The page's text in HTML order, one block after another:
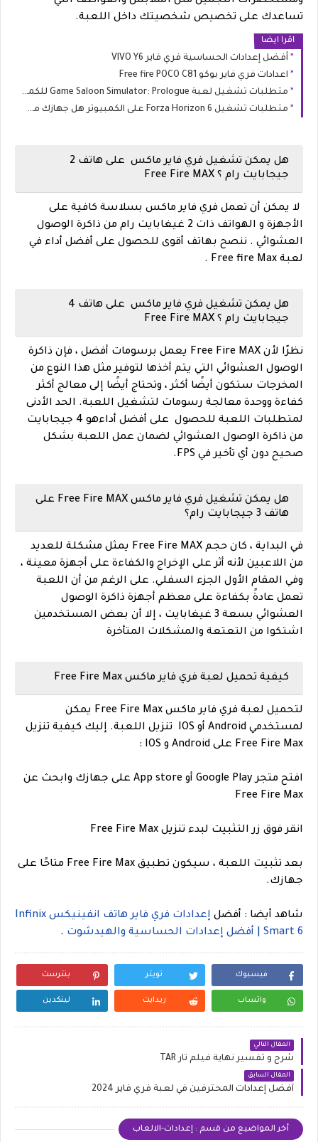
تساعدك على تخصيص شخصيتك داخل اللعبة.
اقرا ايضا
أفضل إعدادات الحساسية فري فاير VIVO Y6
اعدادات فري فاير بوكو Free fire POCO C81
متطلبات تشغيل لعبة Game Saloon Simulator: Prologue للكمبيوتر (الحد الأدنى والموصى به)
متطلبات تشغيل Forza Horizon 6 على الكمبيوتر هل جهازك مستعد لليابان؟
هل يمكن تشغيل فري فاير ماكس على هاتف 2
جيجابايت رام ؟ Free Fire MAX
لا يمكن أن تعمل فري فاير ماكس بسلاسة كافية على
الأجهزة و الهواتف ذات 2 غيغابايت رام من ذاكرة الوصول
العشوائي . ننصح بهاتف أقوى للحصول على أفضل أداء في
لعبة Free fire Max .
هل يمكن تشغيل فري فاير ماكس على هاتف 4
جيجابايت رام ؟ Free Fire MAX
نظرًا لأن Free Fire MAX يعمل برسومات أفضل ، فإن ذاكرة
الوصول العشوائي التي يتم أخذها لتوفير مثل هذا النوع من
المخرجات ستكون أيضًا أكثر ، وتحتاج أيضًا إلى معالج أكثر
كفاءة ووحدة معالجة رسومات لتشغيل اللعبة. الحد الأدنى
لمتطلبات اللعبة للحصول على أفضل أداءهو 4 جيجابايت
من ذاكرة الوصول العشوائي لضمان عمل اللعبة بشكل
صحيح دون أي تأخير في FPS.
هل يمكن تشغيل فري فاير ماكس Free Fire MAX على
هاتف 3 جيجابايت رام؟
في البداية ، كان حجم Free Fire MAX يمثل مشكلة للعديد
من اللاعبين لأنه أثر على الإخراج والكفاءة على أجهزة معينة ،
وفي المقام الأول الجزء السفلي. على الرغم من أن اللعبة
تعمل عادةً بكفاءة على معظم أجهزة ذاكرة الوصول
العشوائي بسعة 3 غيغابايت ، إلا أن بعض المستخدمين
اشتكوا من التعتعة والمشكلات المتأخرة
كيفية تحميل لعبة فري فاير ماكس Free Fire Max
لتحميل لعبة فري فاير ماكس Free Fire Max يمكن
لمستخدمي Android أو IOS تنزيل اللعبة. إليك كيفية تنزيل
Free Fire Max على Android و IOS :
افتح متجر Google Play أو App store على جهازك وابحث عن
Free Fire Max
انقر فوق زر التثبيت لبدء تنزيل Free Fire Max
بعد تثبيت اللعبة ، سيكون تطبيق Free Fire Max متاحًا على
جهازك.
شاهد أيضا : أفضل
إعدادات فري فاير هاتف انفينيكس Infinix
Smart 6 | أفضل إعدادات الحساسية والهيدشوت
.
فيسبوك تويتر بنترست
واتساب ريدايت لينكدين
المقال التالي
شرح و تفسير نهاية فيلم تار TAR
المقال السابق
أفضل إعدادات المحترفين في لعبة فري فاير 2024
أخر المواضيع من قسم : إعدادات-الالعاب